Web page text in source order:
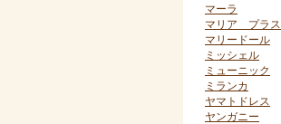
マーラ
マリア プラス
マリードール
ミッシェル
ミューニック
ミランカ
ヤマトドレス
ヤンガニー